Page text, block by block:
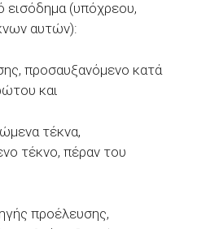
εισόδημα (υπόχρεου,
αυτών):
προσαυξανόμενο κατά
και
τέκνα,
τέκνο, πέραν του
προέλευσης,